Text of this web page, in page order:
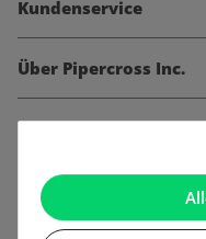
Kundenservice
Über Pipercross Inc.
Informationen
Gesetzliche